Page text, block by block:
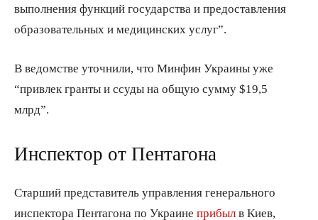
выполнения функций государства и предоставления
образовательных и медицинских услуг”.
В ведомстве уточнили, что Минфин Украины уже
“привлек гранты и ссуды на общую сумму $19,5
млрд”.
Инспектор от Пентагона
Старший представитель управления генерального
инспектора Пентагона по Украине прибыл в Киев,